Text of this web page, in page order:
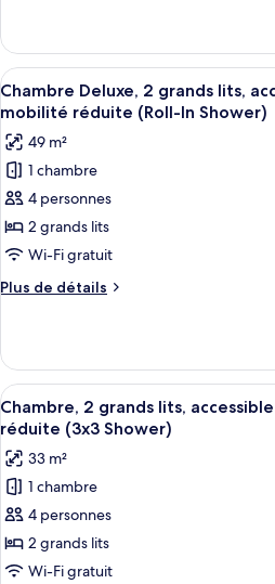
2
grands
lits,
accessible
aux
personnes
à
mobilité
réduite,
baignoire
le
type
de
chambre
Deluxe,
2
grands
lits,
accessible
personnes
à
mobilité
Afficher
toutes
les
photos
pour
ce
type
de
chambre :
Chambre
2
grands
lits,
accessible
aux
personnes
à
mobilité
réduite
(Roll-
4
Chambre Deluxe, 2 grands lits,
mobilité réduite (Roll-In Shower)
49 m²
1 chambre
4 personnes
2 grands lits
Wi-Fi gratuit
Plus de détails
Plus
le
type
de
chambre
Deluxe,
2
grands
lits,
accessible
personnes
Afficher
toutes
les
photos
pour
ce
type
de
5
Chambre, 2 grands lits,
réduite (3x3 Shower)
33 m²
1 chambre
4 personnes
2 grands lits
Wi-Fi gratuit